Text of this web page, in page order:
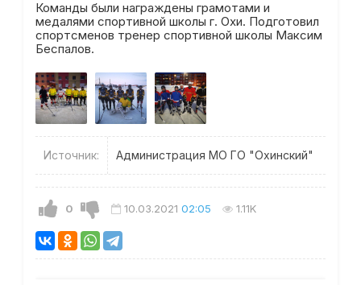
Команды были награждены грамотами и
медалями спортивной школы г. Охи. Подготовил
спортсменов тренер спортивной школы Максим
Беспалов.
Источник: Администрация МО ГО "Охинский"
0 10.03.2021 02:05 1.11K